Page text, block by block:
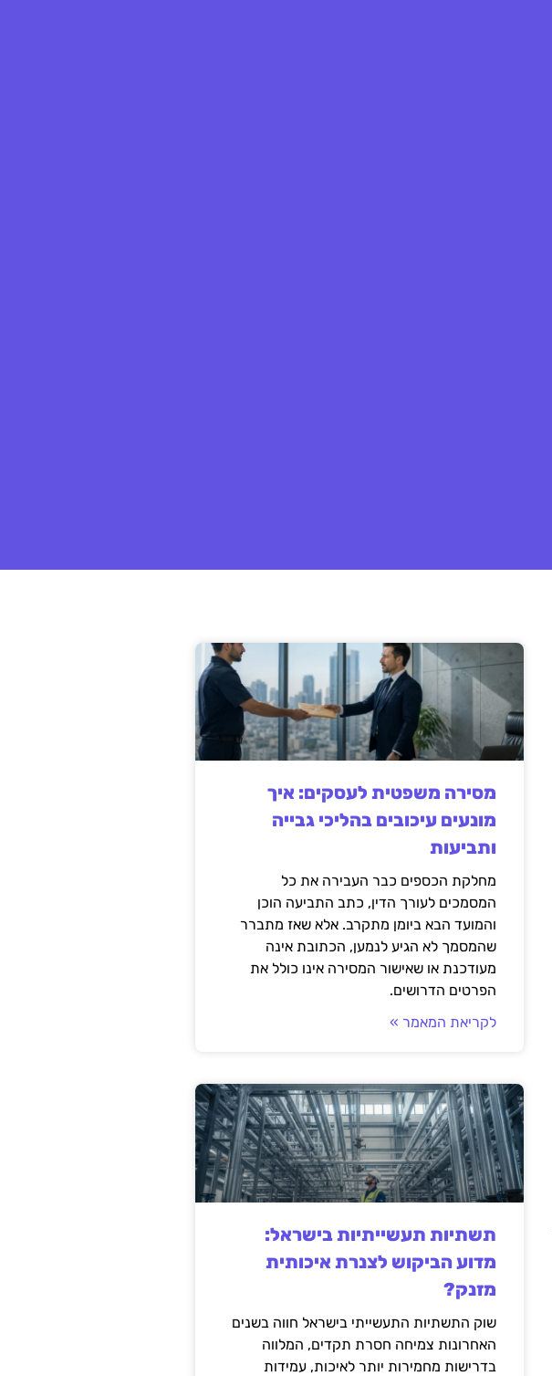
מסירה משפטית לעסקים: איך
מונעים עיכובים בהליכי גבייה
ותביעות
מחלקת הכספים כבר העבירה את כל
המסמכים לעורך הדין, כתב התביעה הוכן
והמועד הבא ביומן מתקרב. אלא שאז מתברר
שהמסמך לא הגיע לנמען, הכתובת אינה
מעודכנת או שאישור המסירה אינו כולל את
הפרטים הדרושים.
לקריאת המאמר »
תשתיות תעשייתיות בישראל:
מדוע הביקוש לצנרת איכותית
מזנק?
שוק התשתיות התעשייתי בישראל חווה בשנים
האחרונות צמיחה חסרת תקדים, המלווה
בדרישות מחמירות יותר לאיכות, עמידות